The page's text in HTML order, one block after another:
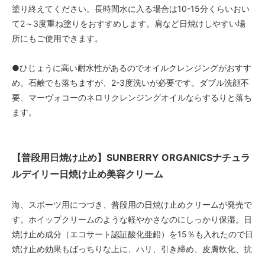
塗り終えてください。長時間水に入る場合は10-15分くらいおい
て2～3度重ね塗りをおすすめします。肩など日焼けしやすい場
所にもご使用できます。
●ひじょうに高い耐水性があるのでオイルクレンジングがおすす
め。石鹸でも落ちますが、2-3度洗いが必要です。ダブル洗顔不
要、マーヴォコーのネロリクレンジングオイルならするりと落ち
ます。
【普段用日焼け止め】SUNBERRY ORGANICSナチュラ
ルデイリー日焼け止め美容クリーム
海、スポーツ用につづき、普段用の日焼け止めクリームが発売で
す。ホイップクリームのような軽やかさなのにしっかり保湿。日
焼け止め成分（エコサート認証酸化亜鉛）を15％も入れたので日
焼け止め効果もばっちりな上に、ハリ、引き締め、皮膚軟化、抗